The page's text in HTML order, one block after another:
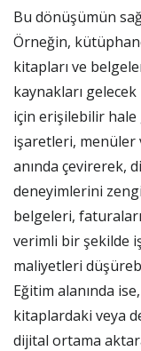
Bu dönüşümün
Örneğin,
kitapları ve
kaynakları
için erişilebilir
işaretleri, menüler
anında çevirerek,
deneyimlerini
belgeleri,
verimli bir şekilde
maliyetleri
Eğitim alanında
kitaplardaki veya
dijital ortama